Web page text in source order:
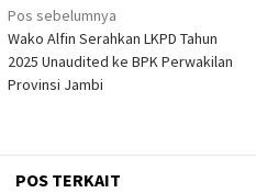
Navigasi
pos
Pos sebelumnya
Wako Alfin Serahkan LKPD Tahun
2025 Unaudited ke BPK Perwakilan
Provinsi Jambi
POS TERKAIT